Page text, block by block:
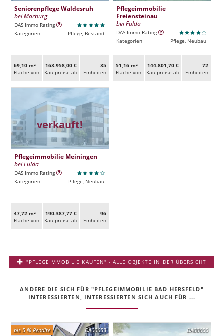
Seniorenpflege Waldesruh
bei Marburg
DAS Immo Rating
Kategorien
Pflege, Bestand
69,10 m²
Fläche von
163.958,00 €
Kaufpreise ab
35
Ein­heiten
Pflegeimmobilie
Freiensteinau
bei Fulda
DAS Immo Rating
Kategorien
Pflege, Neubau
51,16 m²
Fläche von
144.801,70 €
Kaufpreise ab
72
Ein­heiten
verkauft!
Pflegeimmobilie Meiningen
bei Fulda
DAS Immo Rating
Kategorien
Pflege, Neubau
47,72 m²
Fläche von
190.387,77 €
Kaufpreise ab
96
Ein­heiten
"PFLEGEIMMOBILIE KAUFEN" - ALLE OBJEKTE IN DER ÜBERSICHT
ANDERE DIE SICH FÜR "PFLEGEIMMOBILIE BAD HERSFELD"
INTERESSIERTEN, INTERESSIERTEN SICH AUCH FÜR ...
DA00653
bis 5 % Rendite DA00655